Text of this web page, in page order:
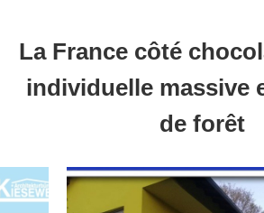
La France côté
individuelle massive
de forêt